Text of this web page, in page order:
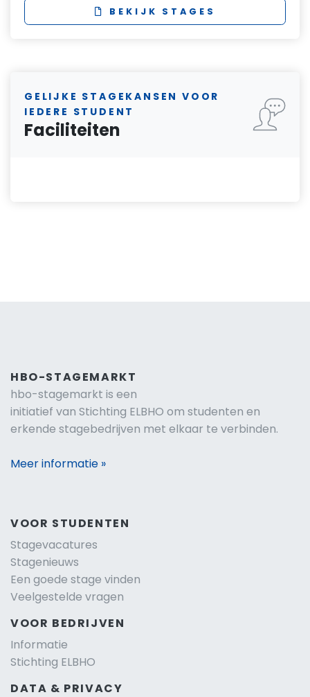
BEKIJK STAGES
GELIJKE STAGEKANSEN VOOR
IEDERE STUDENT
Faciliteiten
HBO-STAGEMARKT
hbo-stagemarkt is een
initiatief van Stichting ELBHO om studenten en
erkende stagebedrijven met elkaar te verbinden.
Meer informatie »
VOOR STUDENTEN
Stagevacatures
Stagenieuws
Een goede stage vinden
Veelgestelde vragen
VOOR BEDRIJVEN
Informatie
Stichting ELBHO
DATA & PRIVACY